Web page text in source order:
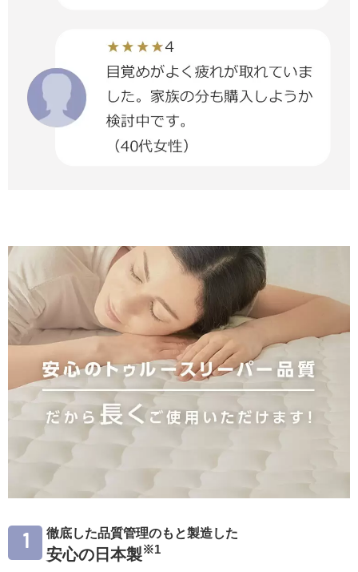
1 徹底した品質管理のもと製造した
安心の日本製※1